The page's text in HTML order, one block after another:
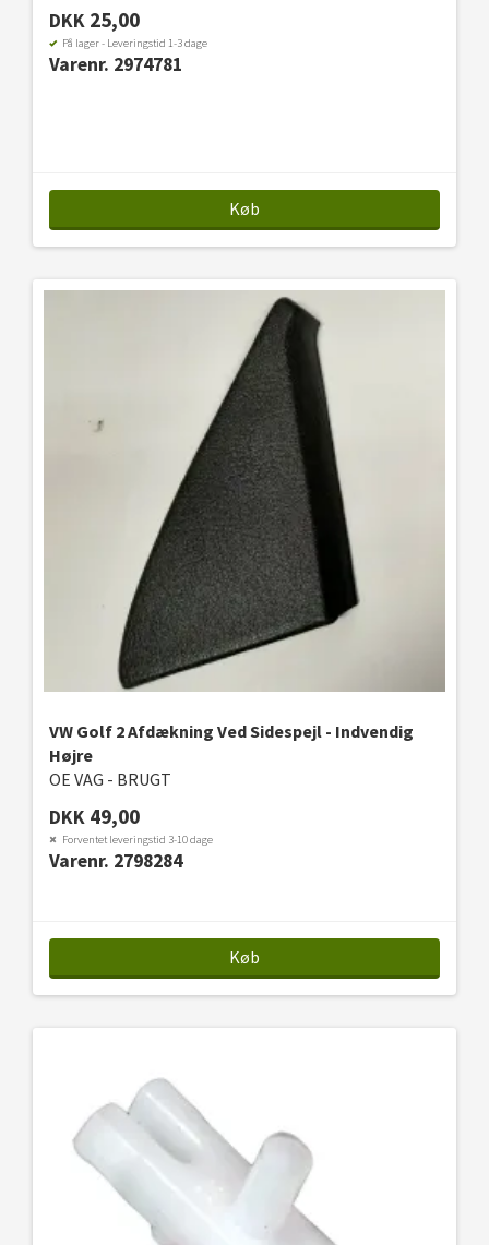
DKK 25,00
På lager - Leveringstid 1-3 dage
Varenr. 2974781
Køb
VW Golf 2 Afdækning Ved Sidespejl - Indvendig
Højre
OE VAG - BRUGT
DKK 49,00
Forventet leveringstid 3-10 dage
Varenr. 2798284
Køb